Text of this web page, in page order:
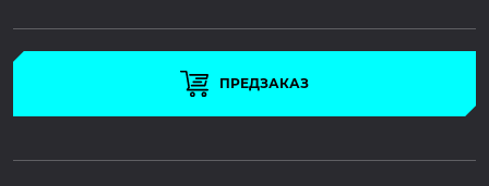
ПРЕДЗАКАЗ